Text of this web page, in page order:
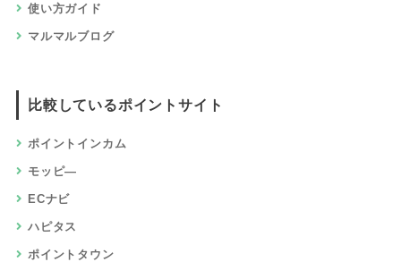
使い方ガイド
マルマルブログ
比較しているポイントサイト
ポイントインカム
モッピ―
ECナビ
ハピタス
ポイントタウン